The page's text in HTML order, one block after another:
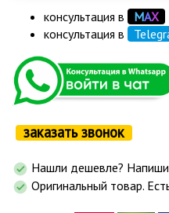
консультация в МАХ
консультация в
заказать звонок
Нашли дешевле?
Оригинальный товар.